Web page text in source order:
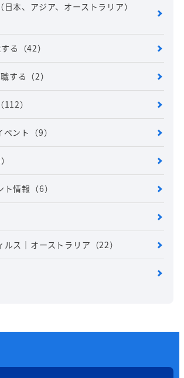
本、アジア、オーストラリア）
る （42）
する （2）
（112）
ベント （9）
ト情報 （6）
ルス｜オーストラリア （22）